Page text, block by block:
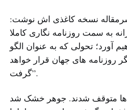
سرمقاله نسخه کاغذی اش نوشت:
به سمت روزنامه نگاری کاملا
آورد؛ تحولی که به عنوان الگو
روزنامه های جهان قرار خواهد
گرفت”.
ها متوقف شدند. جوهر خشک شد